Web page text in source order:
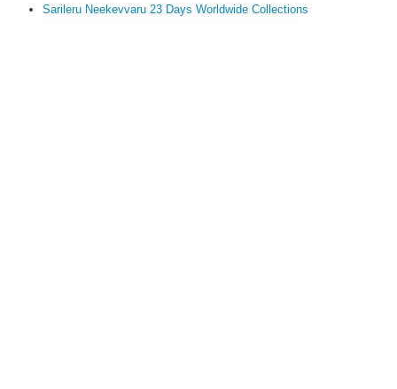
Sarileru Neekevvaru 23 Days Worldwide Collections